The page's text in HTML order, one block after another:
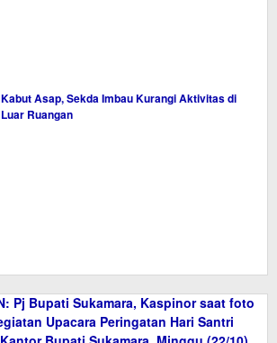
Kabut Asap, Sekda Imbau Kurangi Aktivitas di
Luar Ruangan